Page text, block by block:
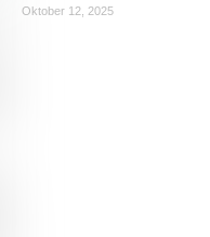
Oktober 12, 2025